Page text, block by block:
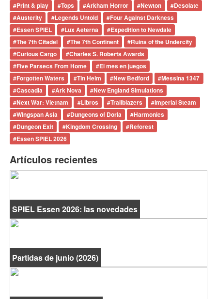
#Print & play #Tops #Arkham Horror #Newton #Desolate
#Austerity #Legends Untold #Four Against Darkness
#Essen SPIEL #Lux Aeterna #Expedition to Newdale
#The 7th Citadel #The 7th Continent #Ruins of the Undercity
#Curious Cargo #Charles S. Roberts Awards
#Five Parsecs From Home #El mes en juegos
#Forgotten Waters #Tin Helm #New Bedford #Messina 1347
#Cascadia #Ark Nova #New England Simulations
#Next War: Vietnam #Libros #Trailblazers #Imperial Steam
#Wingspan Asia #Dungeons of Doria #Harmonies
#Dungeon Exit #Kingdom Crossing #Reforest
#Essen SPIEL 2026
Artículos recientes
SPIEL Essen 2026: las novedades
Partidas de junio (2026)